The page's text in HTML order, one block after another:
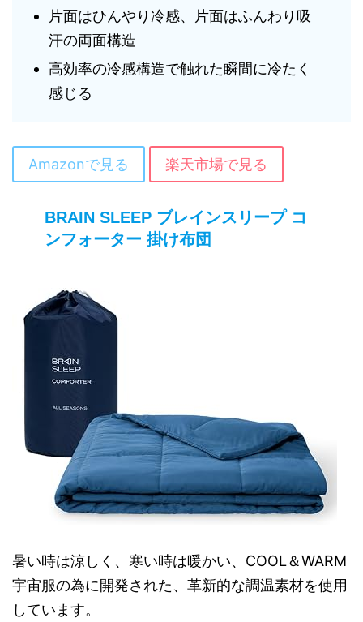
片面はひんやり冷感、片面はふんわり吸
汗の両面構造
高効率の冷感構造で触れた瞬間に冷たく
感じる
Amazonで見る 楽天市場で見る
BRAIN SLEEP ブレインスリープ コ
ンフォーター 掛け布団
暑い時は涼しく、寒い時は暖かい、COOL＆WARM
宇宙服の為に開発された、革新的な調温素材を使用
しています。